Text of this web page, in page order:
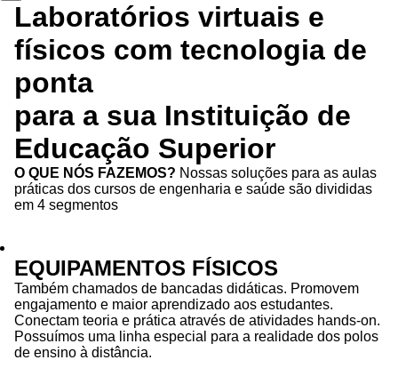
Laboratórios virtuais e
físicos com tecnologia de
ponta
para a sua Instituição de
Educação Superior
O QUE NÓS FAZEMOS? Nossas soluções para as aulas
práticas dos cursos de engenharia e saúde são divididas
em 4 segmentos
EQUIPAMENTOS FÍSICOS
Também chamados de bancadas didáticas. Promovem
engajamento e maior aprendizado aos estudantes.
Conectam teoria e prática através de atividades hands-on.
Possuímos uma linha especial para a realidade dos polos
de ensino à distância.